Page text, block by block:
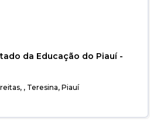
da Educação do Piauí -
, Teresina, Piauí